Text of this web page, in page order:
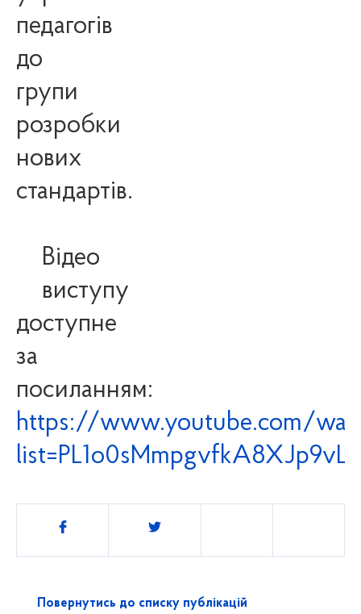
педагогів
до
групи
розробки
нових
стандартів.
Відео
виступу
доступне
за
посиланням:
https://www.youtube.com/
Поділитись
Повернутись до списку публікацій